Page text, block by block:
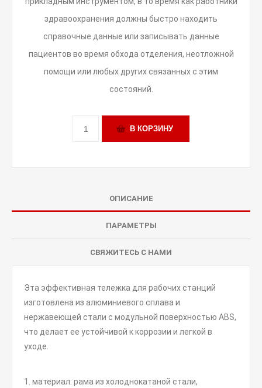
здравоохранения должны быстро находить
справочные данные или записывать данные
пациентов во время обхода отделения, неотложной
помощи или любых других связанных с этим
состояний.
ОПИСАНИЕ
ПАРАМЕТРЫ
СВЯЖИТЕСЬ С НАМИ
Эта эффективная тележка для рабочих станций
изготовлена ​​из алюминиевого сплава и
нержавеющей стали с модульной поверхностью ABS,
что делает ее устойчивой к коррозии и легкой в ​​
уходе.
1. материал: рама из холоднокатаной стали,